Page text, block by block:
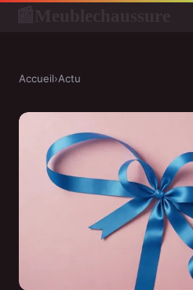
Accueil›Actu